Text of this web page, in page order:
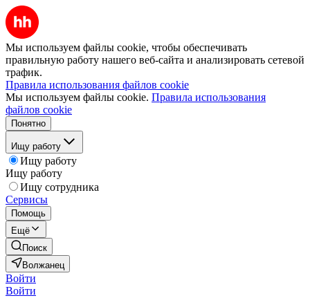
Мы используем файлы cookie, чтобы обеспечивать
правильную работу нашего веб-сайта и анализировать сетевой
трафик.
Правила использования файлов cookie
Мы используем файлы cookie. Правила использования
файлов cookie
Понятно
Ищу работу
Ищу работу
Ищу работу
Ищу сотрудника
Сервисы
Помощь
Ещё
Поиск
Волжанец
Войти
Войти